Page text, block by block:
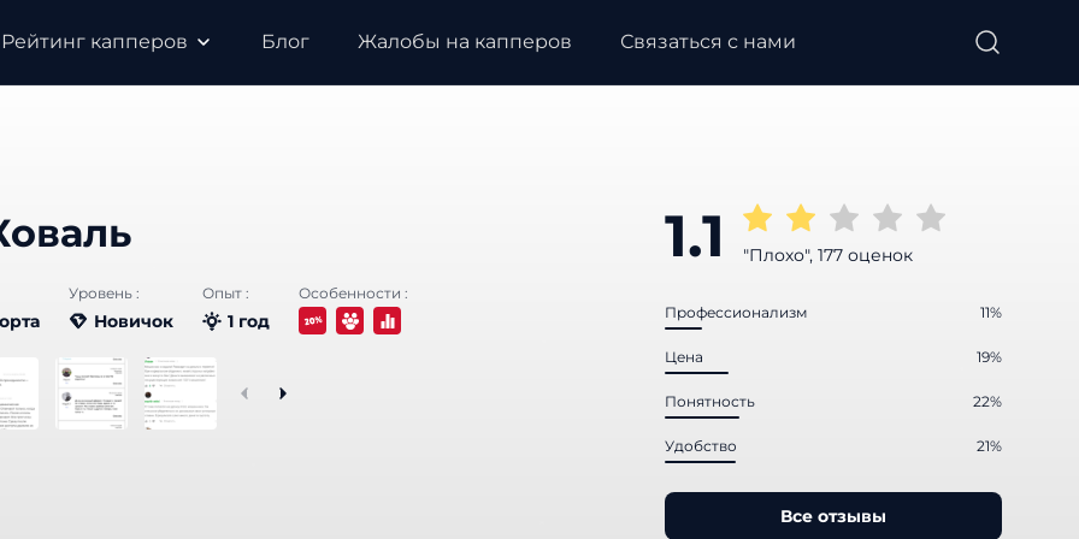
Рейтинг капперов Блог Жалобы на капперов Связаться с нами
Уровень :
Новичок
Опыт :
1 год
Особенности :
1.1 "Плохо", 177 оценок
Профессионализм 11%
Цена 19%
Понятность 22%
Удобство 21%
Все отзывы